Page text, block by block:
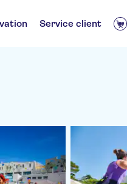
Service client